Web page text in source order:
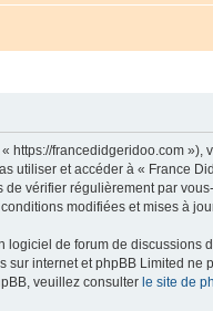
francedidgeridoo.com
utiliser et accéder à « France
vérifier régulièrement par
modifiées et mises à
logiciel de forum de discussions
internet et phpBB Limited ne
veuillez consulter le site de